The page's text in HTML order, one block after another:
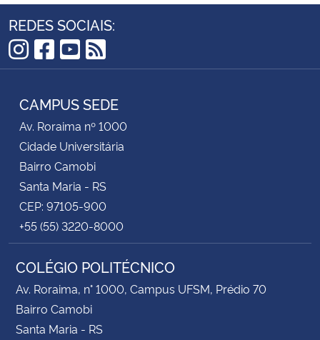
REDES SOCIAIS:
Instagram
Facebook
YouTube
RSS
CAMPUS SEDE
Av. Roraima nº 1000
Cidade Universitária
Bairro Camobi
Santa Maria - RS
CEP: 97105-900
+55 (55) 3220-8000
COLÉGIO POLITÉCNICO
Av. Roraima, n° 1000, Campus UFSM, Prédio 70
Bairro Camobi
Santa Maria - RS